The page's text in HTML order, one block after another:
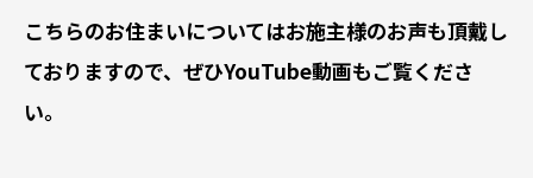
こちらのお住まいについてはお施主様のお声も頂戴し
ておりますので、ぜひYouTube動画もご覧くださ
い。